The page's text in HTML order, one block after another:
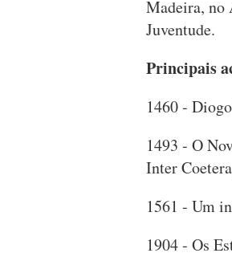
Madeira, no
Juventude.
Principais
1460 -
1493 - O
Inter
1561 - Um
1904 - Os